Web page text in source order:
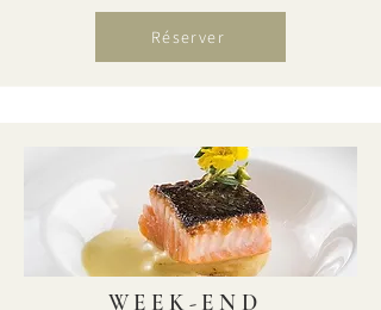
Réserver
WEEK-END